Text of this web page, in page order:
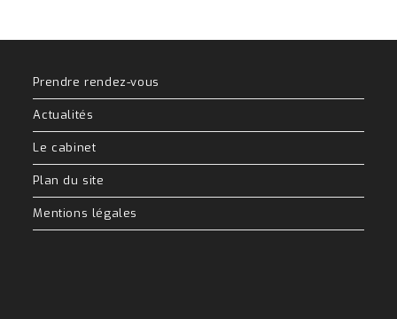
Prendre rendez-vous
Actualités
Le cabinet
Plan du site
Mentions légales